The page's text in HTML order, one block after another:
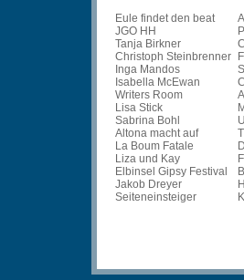
Eule findet den beat
JGO HH
Tanja Birkner
Christoph Steinbrenner
Inga Mandos
Isabella McEwan
Writers Room
Lisa Stick
Sabrina Bohl
Altona macht auf
La Boum Fatale
Liza und Kay
Elbinsel Gipsy Festival
Jakob Dreyer
Seiteneinsteiger